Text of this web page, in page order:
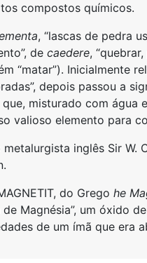
compostos químicos.
, “lascas de pedra
de caedere,
“matar”). Inicialmente
depois passou a
que, misturado com água
valioso elemento para
inglês Sir W.
do Grego he
de Magnésia”, um óxido
de um ímã que era